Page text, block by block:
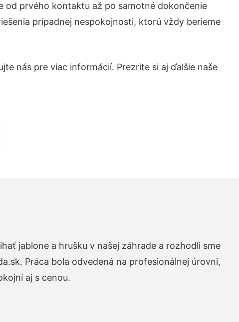
od prvého kontaktu až po samotné dokončenie
prípadnej nespokojnosti, ktorú vždy berieme
nás pre viac informácií. Prezrite si aj ďalšie naše
jablone a hrušku v našej záhrade a rozhodli sme
Práca bola odvedená na profesionálnej úrovni,
aj s cenou.